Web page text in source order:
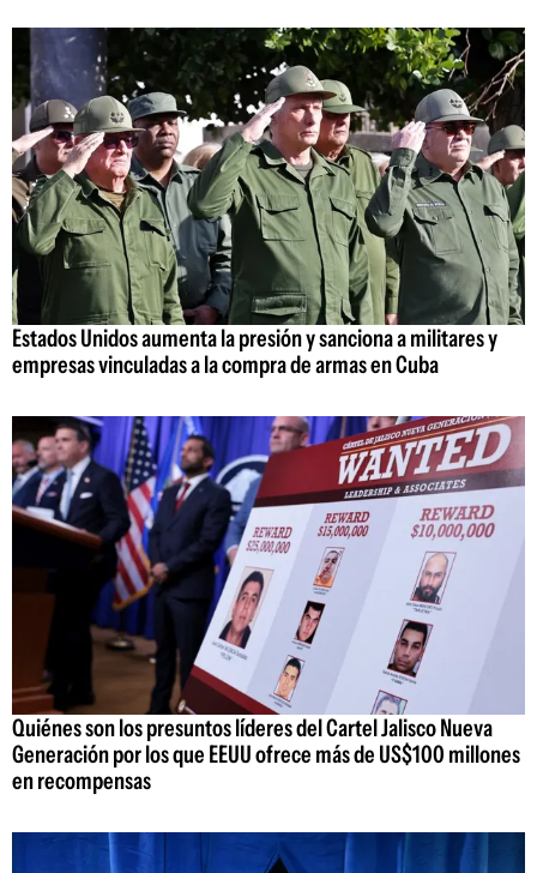
Estados Unidos aumenta la presión y sanciona a militares y
empresas vinculadas a la compra de armas en Cuba
Quiénes son los presuntos líderes del Cartel Jalisco Nueva
Generación por los que EEUU ofrece más de US$100 millones
en recompensas